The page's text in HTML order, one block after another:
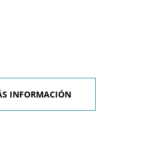
INFORMACIÓN